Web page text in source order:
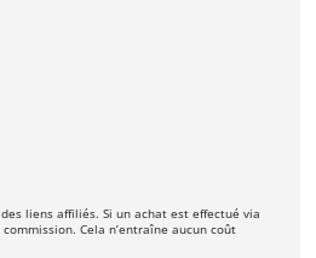
liens affiliés. Si un achat est effectué via
Cela n’entraîne aucun coût